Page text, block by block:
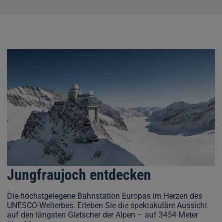
Jungfraujoch entdecken
Die höchstgelegene Bahnstation Europas im Herzen des
UNESCO-Welterbes. Erleben Sie die spektakuläre Aussicht
auf den längsten Gletscher der Alpen – auf 3454 Meter